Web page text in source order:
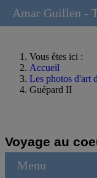
Vous êtes ici :
Accueil
Les photos d'art
Guépard II
Voyage au
Menu
Amar Guillen -